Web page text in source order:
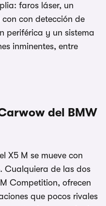
faros láser, un
con detección de
periférica y un sistema
inminentes, entre
del BMW
X5 M se mueve con
Cualquiera de las dos
Competition, ofrecen
que pocos rivales